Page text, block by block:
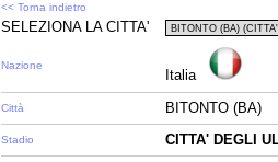
<< Torna indietro
SELEZIONA LA CITTA'
Nazione
Italia
Città BITONTO (BA)
Stadio CITTA' DEGLI